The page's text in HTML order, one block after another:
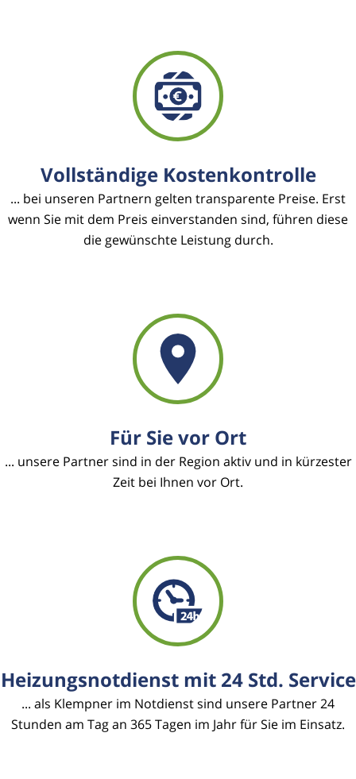
Vollständige Kostenkontrolle
... bei unseren Partnern gelten transparente Preise. Erst
wenn Sie mit dem Preis einverstanden sind, führen diese
die gewünschte Leistung durch.
Für Sie vor Ort
... unsere Partner sind in der Region aktiv und in kürzester
Zeit bei Ihnen vor Ort.
Heizungsnotdienst mit 24 Std. Service
... als Klempner im Notdienst sind unsere Partner 24
Stunden am Tag an 365 Tagen im Jahr für Sie im Einsatz.